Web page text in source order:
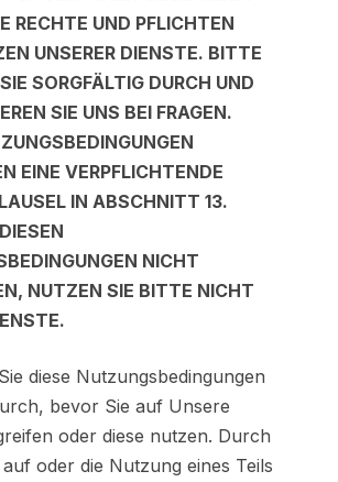
RECHTE UND PFLICHTEN
UNSERER DIENSTE. BITTE
SORGFÄLTIG DURCH UND
SIE UNS BEI FRAGEN.
EINE VERPFLICHTENDE
IN ABSCHNITT 13.
NICHT
NUTZEN SIE BITTE NICHT
diese Nutzungsbedingungen
bevor Sie auf Unsere
oder diese nutzen. Durch
oder die Nutzung eines Teils